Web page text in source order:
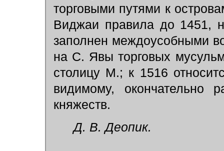
торговыми путями к
Виджаи правила до 1451,
заполнен междоусобными
на С. Явы торговых
столицу М.; к 1516
видимому, окончательно
княжеств.
Д. В. Деопик.